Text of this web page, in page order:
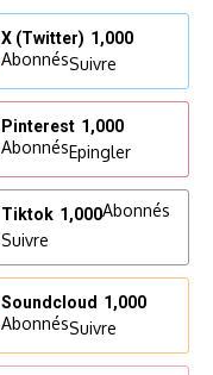
X (Twitter) 1,000
AbonnésSuivre
Pinterest 1,000
AbonnésEpingler
Tiktok 1,000Abonnés
Suivre
Soundcloud 1,000
AbonnésSuivre